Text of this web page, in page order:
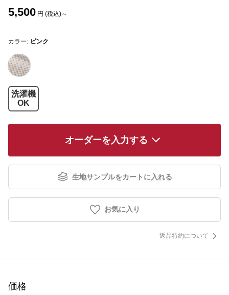
5,500 円 (税込)～
カラー: ピンク
洗濯機
OK
オーダーを入力する
生地サンプルをカートに入れる
お気に入り
返品特約について
価格